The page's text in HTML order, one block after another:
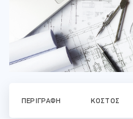
ΠΕΡΙΓΡΑΦΉ ΚΌΣΤΟΣ